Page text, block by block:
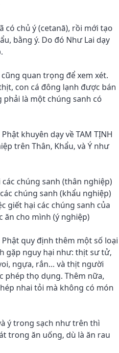
có chủ ý (cetanā), rồi mới tạo
bằng ý. Do đó Như Lai dạy
quan trọng để xem xét.
con cá đông lạnh được bán
là một chúng sanh có
khuyên dạy về TAM TỊNH
trên Thân, Khẩu, và Ý như
chúng sanh (thân nghiệp)
chúng sanh (khẩu nghiệp)
giết hại các chúng sanh của
ăn cho mình (ý nghiệp)
quy định thêm một số loại
gặp nguy hại như: thịt sư tử,
ngựa, rắn… và thịt người
phép thọ dụng. Thêm nữa,
nhai tỏi mà không có món
ý trong sạch như trên thì
trong ăn uống, dù là ăn rau